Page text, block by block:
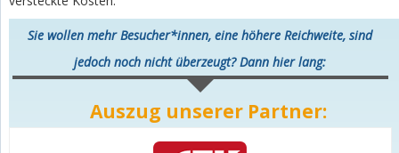
Sie wollen mehr Besucher*innen, eine höhere Reichweite, sind
jedoch noch nicht überzeugt? Dann hier lang:
Auszug unserer Partner: